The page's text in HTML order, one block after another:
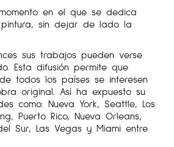
en el que se dedica
sin dejar de lado la
sus trabajos pueden verse
Esta difusión permite que
todos los países se interesen
original. Así ha expuesto su
como: Nueva York, Seattle, Los
Puerto Rico, Nueva Orleans,
Sur, Las Vegas y Miami entre